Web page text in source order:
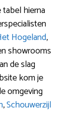
tabel hierna
Hogeland,
showrooms
de slag
kom je
omgeving
,Schouwerzijl